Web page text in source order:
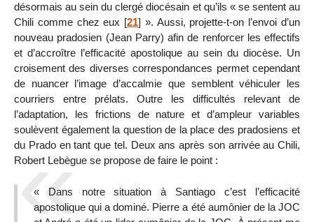
désormais au sein du clergé diocésain et qu’ils « se sentent au
Chili comme chez eux [21] ». Aussi, projette-t-on l’envoi d’un
nouveau pradosien (Jean Parry) afin de renforcer les effectifs
et d’accroître l’efficacité apostolique au sein du diocèse. Un
croisement des diverses correspondances permet cependant
de nuancer l’image d’accalmie que semblent véhiculer les
courriers entre prélats. Outre les difficultés relevant de
l’adaptation, les frictions de nature et d’ampleur variables
soulèvent également la question de la place des pradosiens et
du Prado en tant que tel. Deux ans après son arrivée au Chili,
Robert Lebègue se propose de faire le point :
« Dans notre situation à Santiago c’est l’efficacité
apostolique qui a dominé. Pierre a été aumônier de la JOC